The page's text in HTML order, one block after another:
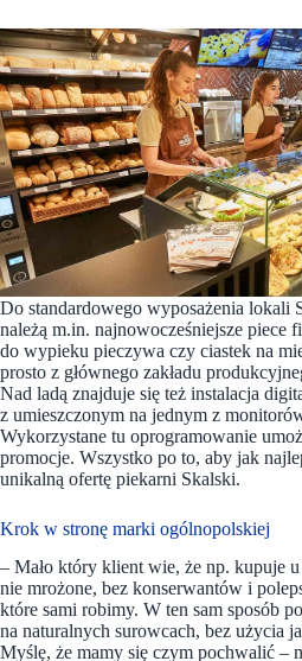
Do standardowego wyposażenia lokali
należą m.in. najnowocześniejsze piece
do wypieku pieczywa czy ciastek na
prosto z głównego zakładu
Nad ladą znajduje się też instalacja
z umieszczonym na jednym z
Wykorzystane tu oprogramowanie
promocje. Wszystko po to, aby jak
unikalną ofertę piekarni Skalski.
Krok w stronę marki ogólnopolskiej
– Mało który klient wie, że np. kupuje
nie mrożone, bez konserwantów i
które sami robimy. W ten sam sposób
na naturalnych surowcach, bez użycia
Myślę, że mamy się czym pochwalić –